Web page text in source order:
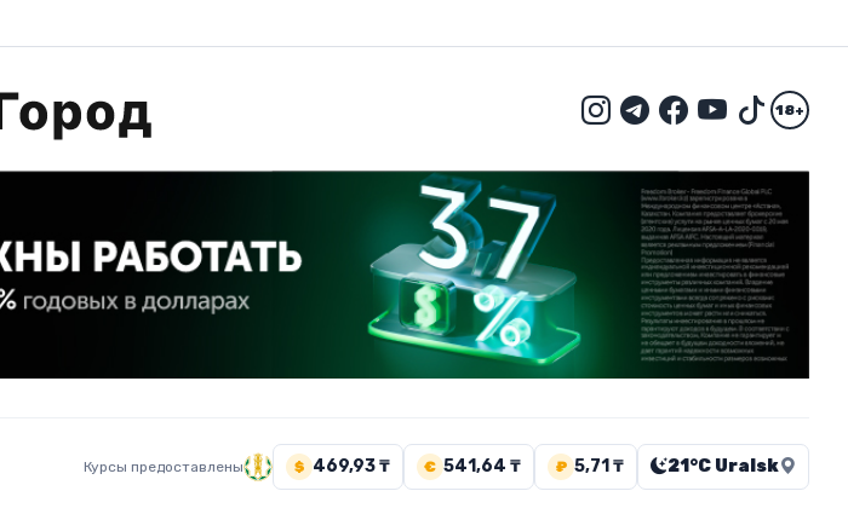
18+
Курсы предоставлены $ 469,93 ₸ € 541,64 ₸ ₽ 5,71 ₸ 21°C Uralsk